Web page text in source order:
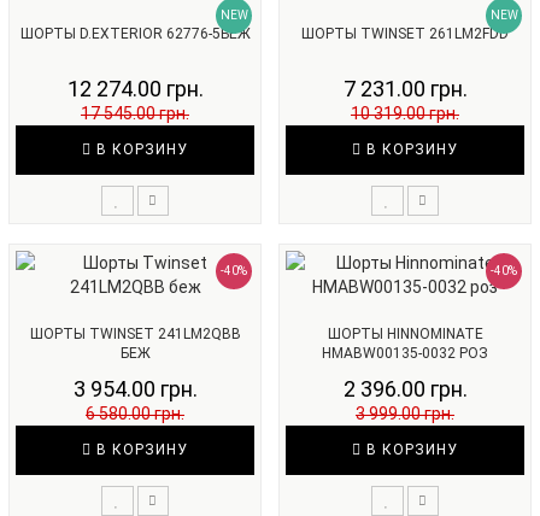
NEW
ШОРТЫ D.EXTERIOR 62776-5БЕЖ
12 274.00 грн.
17 545.00 грн.
В КОРЗИНУ
NEW
ШОРТЫ TWINSET 261LM2FDD
7 231.00 грн.
10 319.00 грн.
В КОРЗИНУ
-40%
ШОРТЫ TWINSET 241LM2QBB
БЕЖ
3 954.00 грн.
6 580.00 грн.
В КОРЗИНУ
-40%
ШОРТЫ HINNOMINATE
HMABW00135-0032 РОЗ
2 396.00 грн.
3 999.00 грн.
В КОРЗИНУ